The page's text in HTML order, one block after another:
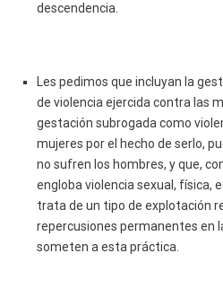
descendencia.
Les pedimos que incluyan la
de violencia ejercida contra las
gestación subrogada como
mujeres por el hecho de serlo,
no sufren los hombres, y que,
engloba violencia sexual, física,
trata de un tipo de explotación
repercusiones permanentes en
someten a esta práctica.